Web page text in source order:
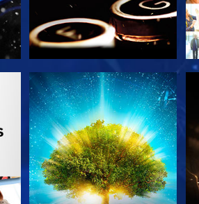
REGARDER